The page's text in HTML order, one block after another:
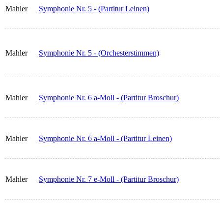
Mahler Symphonie Nr. 5 - (Partitur Leinen)
Mahler Symphonie Nr. 5 - (Orchesterstimmen)
Mahler Symphonie Nr. 6 a-Moll - (Partitur Broschur)
Mahler Symphonie Nr. 6 a-Moll - (Partitur Leinen)
Mahler Symphonie Nr. 7 e-Moll - (Partitur Broschur)